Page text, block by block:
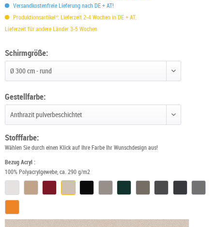
Versandkostenfreie Lieferung nach DE + AT!
Produktionsartikel⁴: Lieferzeit 2-4 Wochen in DE + AT.
Lieferzeit für andere Länder 3-5 Wochen
Schirmgröße:
Gestellfarbe:
Stofffarbe:
Wählen Sie durch einen Klick auf Ihre Farbe Ihr Wunschdesign aus!
Bezug Acryl :
100% Polyacrylgewebe, ca. 290 g/m2